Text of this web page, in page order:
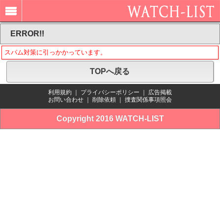
ERROR!!
スパム対策に引っかかっています。
TOPへ戻る
利用規約 プライバシーポリシー
広告掲載
お問い合わせ
削除依頼 捜査関係事項照会
Copyright 2016 WATCH-LIST